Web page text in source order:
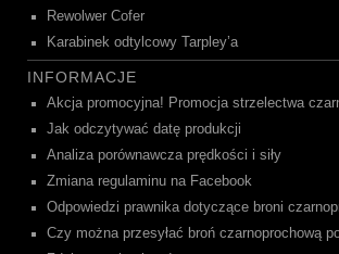
Rewolwer Cofer
Karabinek odtylcowy Tarpley’a
INFORMACJE
Akcja promocyjna! Promocja strzelectwa
Jak odczytywać datę produkcji
Analiza porównawcza prędkości i siły
Zmiana regulaminu na Facebook
Odpowiedzi prawnika dotyczące broni
Czy można przesyłać broń czarnoprochową